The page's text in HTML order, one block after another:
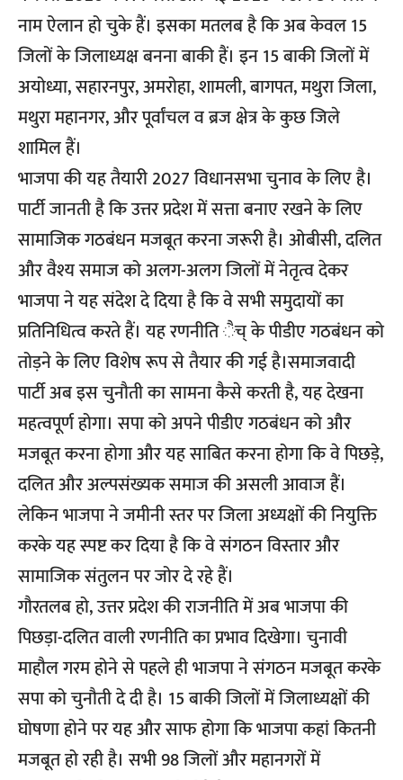
नाम ऐलान हो चुके हैं। इसका मतलब है कि अब केवल 15
जिलों के जिलाध्यक्ष बनना बाकी हैं। इन 15 बाकी जिलों में
अयोध्या, सहारनपुर, अमरोहा, शामली, बागपत, मथुरा जिला,
मथुरा महानगर, और पूर्वांचल व ब्रज क्षेत्र के कुछ जिले
शामिल हैं।
भाजपा की यह तैयारी 2027 विधानसभा चुनाव के लिए है।
पार्टी जानती है कि उत्तर प्रदेश में सत्ता बनाए रखने के लिए
सामाजिक गठबंधन मजबूत करना जरूरी है। ओबीसी, दलित
और वैश्य समाज को अलग-अलग जिलों में नेतृत्व देकर
भाजपा ने यह संदेश दे दिया है कि वे सभी समुदायों का
प्रतिनिधित्व करते हैं। यह रणनीति ैच् के पीडीए गठबंधन को
तोड़ने के लिए विशेष रूप से तैयार की गई है।समाजवादी
पार्टी अब इस चुनौती का सामना कैसे करती है, यह देखना
महत्वपूर्ण होगा। सपा को अपने पीडीए गठबंधन को और
मजबूत करना होगा और यह साबित करना होगा कि वे पिछड़े,
दलित और अल्पसंख्यक समाज की असली आवाज हैं।
लेकिन भाजपा ने जमीनी स्तर पर जिला अध्यक्षों की नियुक्ति
करके यह स्पष्ट कर दिया है कि वे संगठन विस्तार और
सामाजिक संतुलन पर जोर दे रहे हैं।
गौरतलब हो, उत्तर प्रदेश की राजनीति में अब भाजपा की
पिछड़ा-दलित वाली रणनीति का प्रभाव दिखेगा। चुनावी
माहौल गरम होने से पहले ही भाजपा ने संगठन मजबूत करके
सपा को चुनौती दे दी है। 15 बाकी जिलों में जिलाध्यक्षों की
घोषणा होने पर यह और साफ होगा कि भाजपा कहां कितनी
मजबूत हो रही है। सभी 98 जिलों और महानगरों में